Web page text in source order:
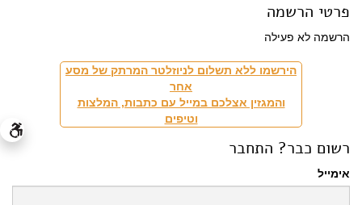
פרטי הרשמה
הרשמה לא פעילה
הירשמו ללא תשלום לניוזלטר המרתק של מסע
אחר
והמגזין אצלכם במייל עם כתבות, המלצות
וטיפים
רשום כבר? התחבר
אימייל